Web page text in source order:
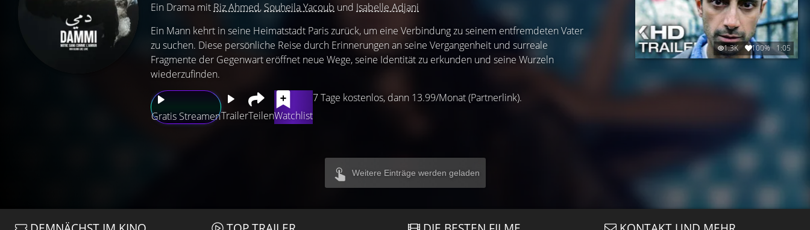
Ein Drama mit Riz Ahmed, Souheila Yacoub und Isabelle Adjani
Gratis StreamenTrailerTeilenWatchlist
7 Tage kostenlos, dann 13.99/Monat (Partnerlink).
Ein Mann kehrt in seine Heimatstadt Paris zurück, um eine Verbindung zu seinem entfremdeten Vater
zu suchen. Diese persönliche Reise durch Erinnerungen an seine Vergangenheit und surreale
Fragmente der Gegenwart eröffnet neue Wege, seine Identität zu erkunden und seine Wurzeln
wiederzufinden.
1.3K 100% 1:05
Weitere Einträge werden geladen